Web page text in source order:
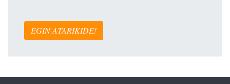
EGIN ATARIKIDE!